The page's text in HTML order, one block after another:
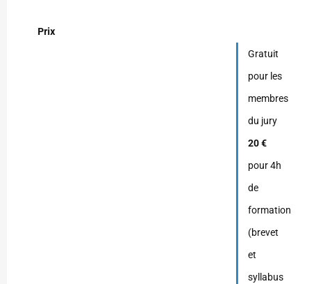
Prix
Gratuit
pour les
membres
du jury
20 €
pour 4h
de
formation
(brevet
et
syllabus